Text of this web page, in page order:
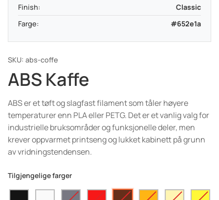
SKU: abs-coffe
ABS Kaffe
ABS er et tøft og slagfast filament som tåler høyere
temperaturer enn PLA eller PETG. Det er et vanlig valg for
industrielle bruksområder og funksjonelle deler, men
krever oppvarmet printseng og lukket kabinett på grunn
av vridningstendensen.
Finish:
Classic
Farge:
#652e1a
Tilgjengelige farger